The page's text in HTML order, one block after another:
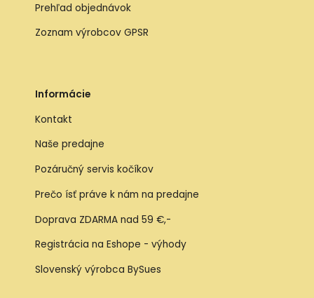
Prehľad objednávok
Zoznam výrobcov GPSR
Informácie
Kontakt
Naše predajne
Pozáručný servis kočíkov
Prečo ísť práve k nám na predajne
Doprava ZDARMA nad 59 €,-
Registrácia na Eshope - výhody
Slovenský výrobca BySues